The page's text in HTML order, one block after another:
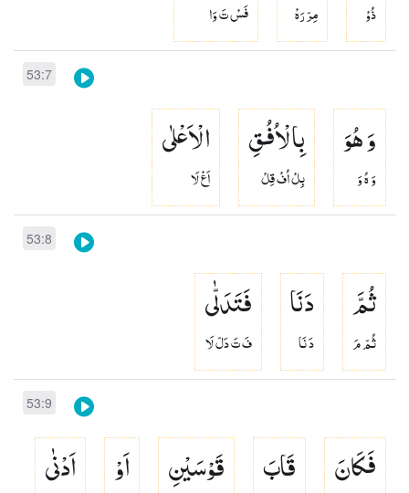
ذُوْ مِرّ رَهْ فَسْ تَ وَا
53:7
وَ هُوَ
وَ هُ وَ
بِالْاُفُقِ
بِلْ اُفْ قِلْ
الْاَعْلٰی
اَعْ لَا
53:8
ثُمَّ
ثُمّ مَ
دَنَا
دَ نَا
فَتَدَلّٰی
فَ تَ دَلّ لَا
53:9
فَكَانَ قَابَ قَوْسَیْنِ اَوْ اَدْنٰی